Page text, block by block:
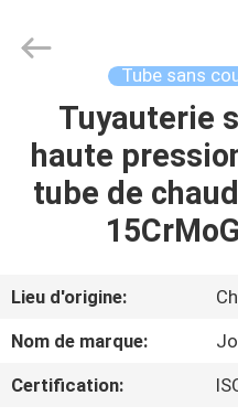
MAISON
PRODUITS
SUJET
DES
USA
Joyruns
Steel
Tube sans
Tuyauterie
haute
tube de
Lieu d'origine:
Nom de marque:
Certification: